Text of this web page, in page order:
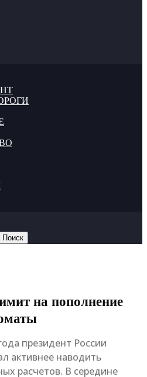
на пополнение
президент России
активнее наводить
расчетов. В середине